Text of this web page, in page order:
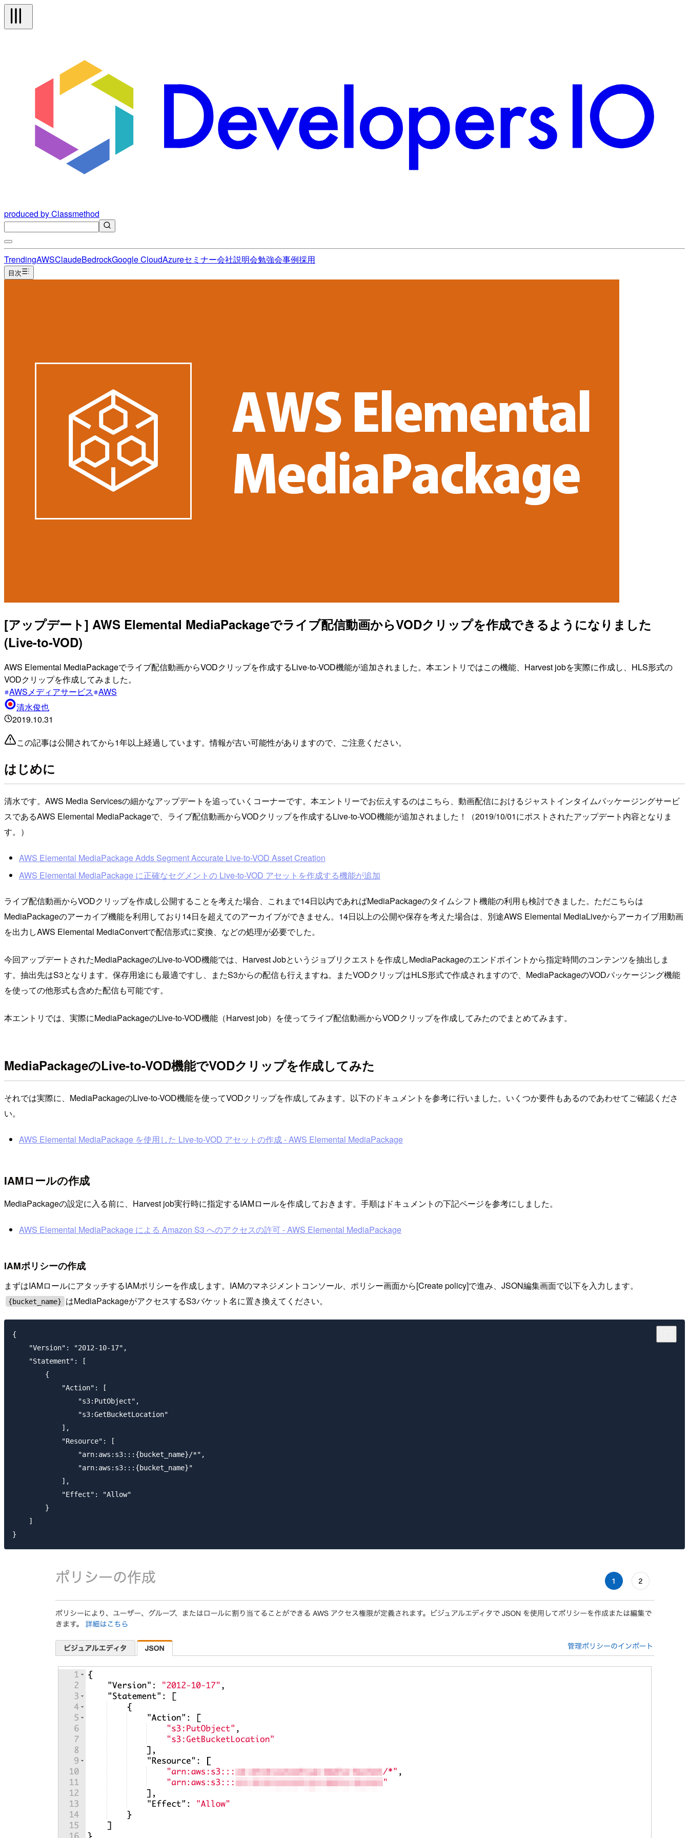
produced by Classmethod
TrendingAWSClaudeBedrockGoogle CloudAzureセミナー会社説明会勉強会事例採用
目次
[アップデート] AWS Elemental MediaPackageでライブ配信動画からVODクリップを作成できるようになりました
(Live-to-VOD)
AWS Elemental MediaPackageでライブ配信動画からVODクリップを作成するLive-to-VOD機能が追加されました。本エントリではこの機能、Harvest jobを実際に作成し、HLS形式の
VODクリップを作成してみました。
AWSメディアサービス AWS
清水俊也
2019.10.31
この記事は公開されてから1年以上経過しています。情報が古い可能性がありますので、ご注意ください。
はじめに
清水です。AWS Media Servicesの細かなアップデートを追っていくコーナーです。本エントリーでお伝えするのはこちら、動画配信におけるジャストインタイムパッケージングサービ
スであるAWS Elemental MediaPackageで、ライブ配信動画からVODクリップを作成するLive-to-VOD機能が追加されました！（2019/10/01にポストされたアップデート内容となりま
す。）
AWS Elemental MediaPackage Adds Segment Accurate Live-to-VOD Asset Creation
AWS Elemental MediaPackage に正確なセグメントの Live-to-VOD アセットを作成する機能が追加
ライブ配信動画からVODクリップを作成し公開することを考えた場合、これまで14日以内であればMediaPackageのタイムシフト機能の利用も検討できました。ただこちらは
MediaPackageのアーカイブ機能を利用しており14日を超えてのアーカイブができません。14日以上の公開や保存を考えた場合は、別途AWS Elemental MediaLiveからアーカイブ用動画
を出力しAWS Elemental MediaConvertで配信形式に変換、などの処理が必要でした。
今回アップデートされたMediaPackageのLive-to-VOD機能では、Harvest Jobというジョブリクエストを作成しMediaPackageのエンドポイントから指定時間のコンテンツを抽出しま
す。抽出先はS3となります。保存用途にも最適ですし、またS3からの配信も行えますね。またVODクリップはHLS形式で作成されますので、MediaPackageのVODパッケージング機能
を使っての他形式も含めた配信も可能です。
本エントリでは、実際にMediaPackageのLive-to-VOD機能（Harvest job）を使ってライブ配信動画からVODクリップを作成してみたのでまとめてみます。
MediaPackageのLive-to-VOD機能でVODクリップを作成してみた
それでは実際に、MediaPackageのLive-to-VOD機能を使ってVODクリップを作成してみます。以下のドキュメントを参考に行いました。いくつか要件もあるのであわせてご確認くださ
い。
AWS Elemental MediaPackage を使用した Live-to-VOD アセットの作成 - AWS Elemental MediaPackage
IAMロールの作成
MediaPackageの設定に入る前に、Harvest job実行時に指定するIAMロールを作成しておきます。手順はドキュメントの下記ページを参考にしました。
AWS Elemental MediaPackage による Amazon S3 へのアクセスの許可 - AWS Elemental MediaPackage
IAMポリシーの作成
まずはIAMロールにアタッチするIAMポリシーを作成します。IAMのマネジメントコンソール、ポリシー画面から[Create policy]で進み、JSON編集画面で以下を入力します。
{bucket_name} はMediaPackageがアクセスするS3バケット名に置き換えてください。
{
    "Version": "2012-10-17",
    "Statement": [
        {
            "Action": [
                "s3:PutObject",
                "s3:GetBucketLocation"
            ],
            "Resource": [
                "arn:aws:s3:::{bucket_name}/*",
                "arn:aws:s3:::{bucket_name}"
            ],
            "Effect": "Allow"
        }
    ]